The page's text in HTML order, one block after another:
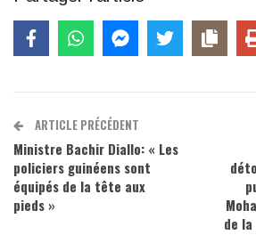
ARTICLE PRÉCÉDENT
Ministre Bachir Diallo: « Les
policiers guinéens sont
équipés de la tête aux
pieds »
de